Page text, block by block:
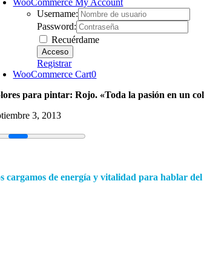
WooCommerce My Account
Username:
Password:
Recuérdame
Registrar
WooCommerce Cart0
para pintar: Rojo. «Toda la pasión en un
3, 2013
cargamos de energía y vitalidad para hablar